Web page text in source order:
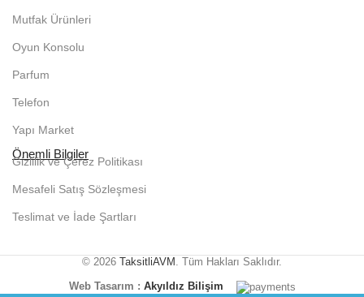
Mutfak Ürünleri
Oyun Konsolu
Parfum
Telefon
Yapı Market
Önemli Bilgiler
Gizlilik ve Çerez Politikası
Mesafeli Satış Sözleşmesi
Teslimat ve İade Şartları
© 2026 TaksitliAVM . Tüm Hakları Saklıdır.
Web Tasarım : Akyıldız Bilişim